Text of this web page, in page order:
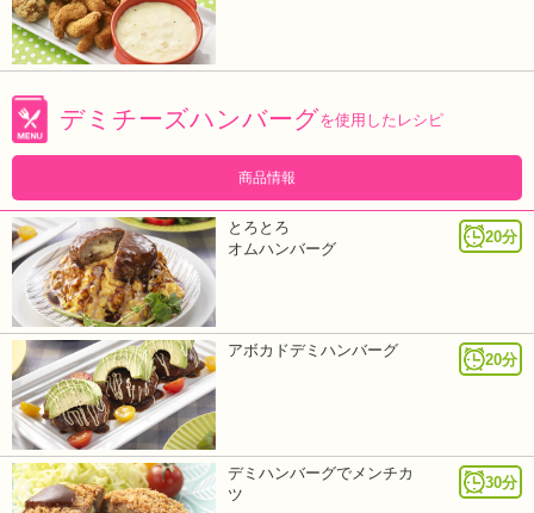
デミチーズハンバーグを使用したレシピ
商品情報
20分
とろとろ
オムハンバーグ
20分
アボカドデミハンバーグ
30分
デミハンバーグでメンチカ
ツ